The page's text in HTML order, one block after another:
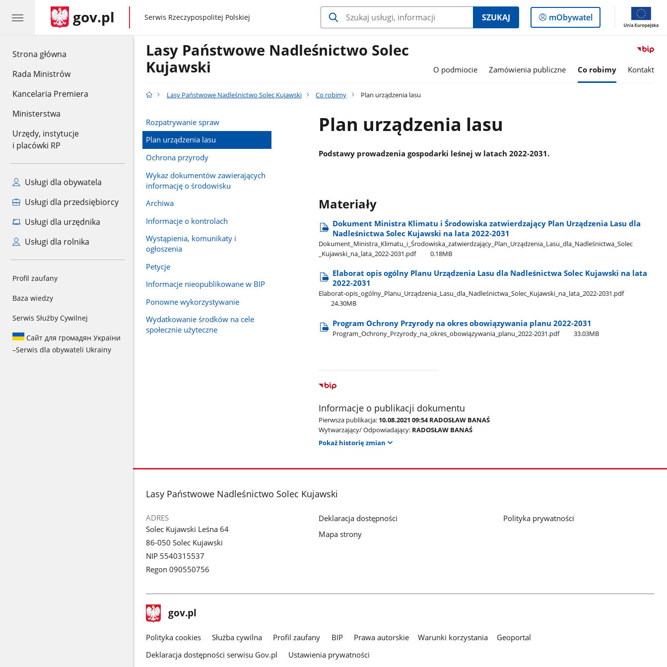
Strona główna
Rada Ministrów
Kancelaria Premiera
Ministerstwa
Urzędy, instytucje
i placówki RP
Usługi dla obywatela
Usługi dla przedsiębiorcy
Usługi dla urzędnika
Usługi dla rolnika
Profil zaufany
Baza wiedzy
Serwis Służby Cywilnej
Сайт для громадян України
–Serwis dla obywateli Ukrainy
gov.pl gov.pl
Serwis Rzeczypospolitej Polskiej SZUKAJ
Logowanie
do
mObywatel
Lasy Państwowe Nadleśnictwo Solec
Kujawski
O podmiocie Zamówienia publiczne Co robimy Kontakt
Lasy Państwowe Nadleśnictwo Solec Kujawski Co robimy Plan urządzenia lasu
Rozpatrywanie spraw
Plan urządzenia lasu
Ochrona przyrody
Wykaz dokumentów zawierających
informację o środowisku
Archiwa
Informacje o kontrolach
Wystąpienia, komunikaty i
ogłoszenia
Petycje
Informacje nieopublikowane w BIP
Ponowne wykorzystywanie
Wydatkowanie środków na cele
społecznie użyteczne
Plan urządzenia lasu
Podstawy prowadzenia gospodarki leśnej w latach 2022-2031.
Materiały
Dokument Ministra Klimatu i Środowiska zatwierdzający Plan Urządzenia Lasu dla
Nadleśnictwa Solec Kujawski na lata 2022-2031
Dokument​_Ministra​_Klimatu​_i​_Środowiska​_zatwierdzający​_Plan​_Urządzenia​_Lasu​_dla​_Nadleśnictwa​_Solec​
_Kujawski​_na​_lata​_2022-2031.pdf
0.18MB
Elaborat opis ogólny Planu Urządzenia Lasu dla Nadleśnictwa Solec Kujawski na lata
2022-2031
Elaborat-opis​_ogólny​_Planu​_Urządzenia​_Lasu​_dla​_Nadleśnictwa​_Solec​_Kujawski​_na​_lata​_2022-2031.pdf
24.30MB
Program Ochrony Przyrody na okres obowiązywania planu 2022-2031
Program​_Ochrony​_Przyrody​_na​_okres​_obowiązywania​_planu​_2022-2031.pdf 33.03MB
Informacje o publikacji dokumentu
Pierwsza publikacja: 10.08.2021 09:54 RADOSŁAW BANAŚ
Wytwarzający/ Odpowiadający: RADOSŁAW BANAŚ
Pokaż historię zmian
stopka
Lasy Państwowe Nadleśnictwo Solec Kujawski
ADRES
Solec Kujawski Leśna 64
86-050 Solec Kujawski
NIP 5540315537
Regon 090550756
Deklaracja dostępności
Mapa strony
Polityka prywatności
stopka
gov.pl Strona
gov.pl
gov.pl
Polityka cookies Służba cywilna Profil zaufany BIP Prawa autorskie Warunki korzystania
Geoportal
Deklaracja dostępności serwisu Gov.pl
Ustawienia prywatności